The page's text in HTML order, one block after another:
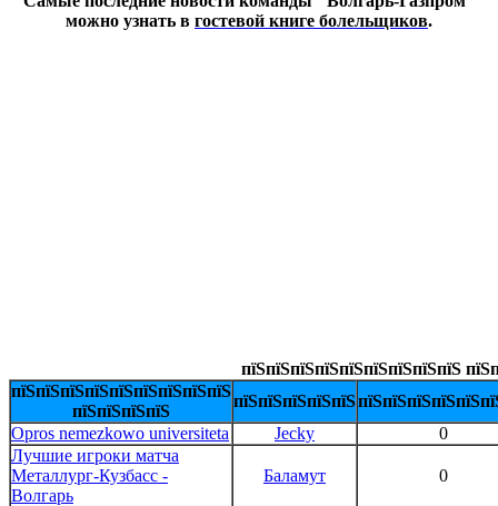
можно узнать в гостевой книге болельщиков.
пїЅпїЅпїЅпїЅпїЅпїЅпїЅпїЅпїЅ
пїЅпїЅпїЅпїЅпїЅпїЅпїЅпїЅпїЅ
пїЅпїЅпїЅпїЅ
пїЅпїЅпїЅпїЅпїЅ
Opros nemezkowo universiteta
Jecky
0
Лучшие игроки матча
Металлург-Кузбасс -
Волгарь
Баламут 0